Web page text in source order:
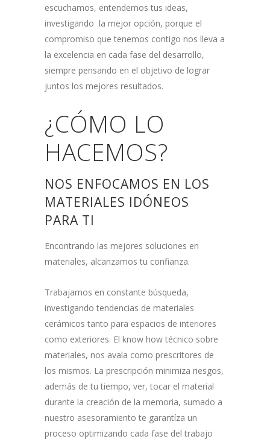
escuchamos, entendemos tus ideas,
investigando la mejor opción, porque el
compromiso que tenemos contigo nos lleva a
la excelencia en cada fase del desarrollo,
siempre pensando en el objetivo de lograr
juntos los mejores resultados.
¿CÓMO LO
HACEMOS?
NOS ENFOCAMOS EN LOS
MATERIALES IDÓNEOS
PARA TI
Encontrando las mejores soluciones en
materiales, alcanzamos tu confianza.
Trabajamos en constante búsqueda,
investigando tendencias de materiales
cerámicos tanto para espacios de interiores
como exteriores. El know how técnico sobre
materiales, nos avala como prescritores de
los mismos. La prescripción minimiza riesgos,
además de tu tiempo, ver, tocar el material
durante la creación de la memoria, sumado a
nuestro asesoramiento te garantíza un
proceso optimizando cada fase del trabajo